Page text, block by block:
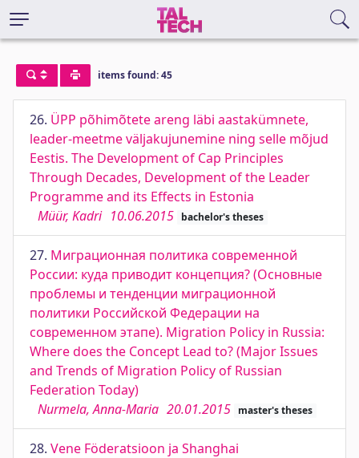
items found: 45
26. ÜPP põhimõtete areng läbi aastakümnete,
leader-meetme väljakujunemine ning selle mõjud
Eestis. The Development of Cap Principles
Through Decades, Development of the Leader
Programme and its Effects in Estonia
Müür, Kadri 10.06.2015 bachelor's theses
27. Миграционная политика современной
России: куда приводит концепция? (Основные
проблемы и тенденции миграционной
политики Российской Федерации на
современном этапе). Migration Policy in Russia:
Where does the Concept Lead to? (Major Issues
and Trends of Migration Policy of Russian
Federation Today)
Nurmela, Anna-Maria 20.01.2015 master's theses
28. Vene Föderatsioon ja Shanghai